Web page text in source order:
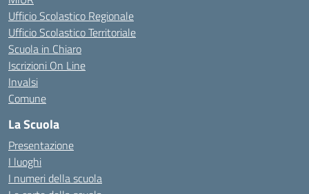
Ufficio Scolastico Regionale
Ufficio Scolastico Territoriale
Scuola in Chiaro
Iscrizioni On Line
Invalsi
Comune
La Scuola
Presentazione
I luoghi
I numeri della scuola